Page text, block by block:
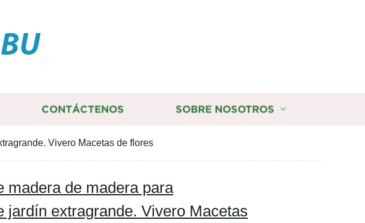
CONTÁCTENOS SOBRE NOSOTROS
Vivero Macetas de flores
madera de madera para
jardín extragrande. Vivero Macetas